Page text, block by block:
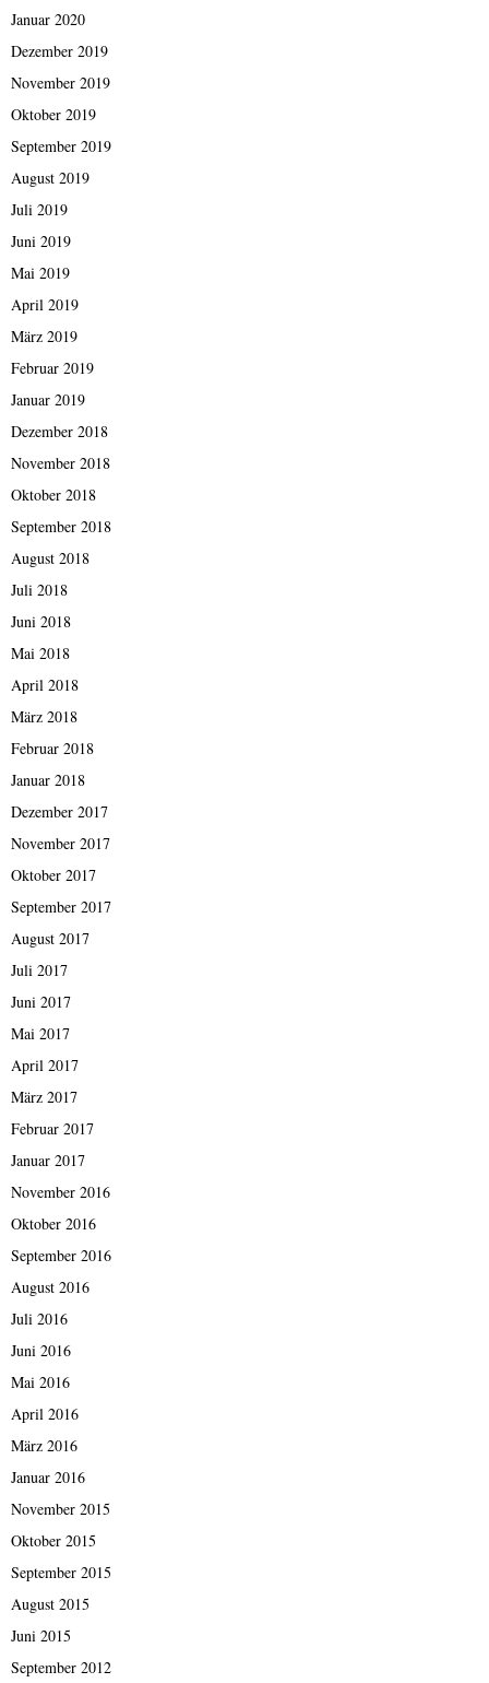
Januar 2020
Dezember 2019
November 2019
Oktober 2019
September 2019
August 2019
Juli 2019
Juni 2019
Mai 2019
April 2019
März 2019
Februar 2019
Januar 2019
Dezember 2018
November 2018
Oktober 2018
September 2018
August 2018
Juli 2018
Juni 2018
Mai 2018
April 2018
März 2018
Februar 2018
Januar 2018
Dezember 2017
November 2017
Oktober 2017
September 2017
August 2017
Juli 2017
Juni 2017
Mai 2017
April 2017
März 2017
Februar 2017
Januar 2017
November 2016
Oktober 2016
September 2016
August 2016
Juli 2016
Juni 2016
Mai 2016
April 2016
März 2016
Januar 2016
November 2015
Oktober 2015
September 2015
August 2015
Juni 2015
September 2012